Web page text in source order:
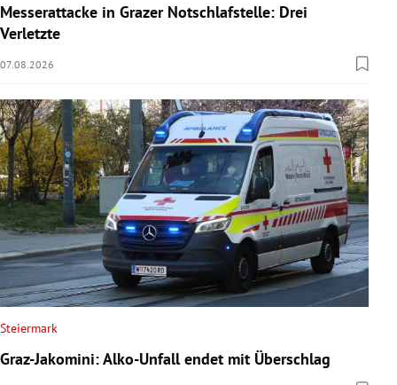
Messerattacke in Grazer Notschlafstelle: Drei
Verletzte
07.08.2026
Steiermark
Graz-Jakomini: Alko-Unfall endet mit Überschlag